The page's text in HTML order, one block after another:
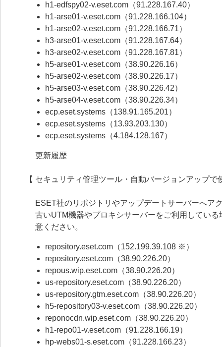
h1-edfspy02-v.eset.com（91.228.167.40）
h1-arse01-v.eset.com（91.228.166.104）
h1-arse02-v.eset.com（91.228.166.71）
h3-arse01-v.eset.com（91.228.167.64）
h3-arse02-v.eset.com（91.228.167.81）
h5-arse01-v.eset.com（38.90.226.16）
h5-arse02-v.eset.com（38.90.226.17）
h5-arse03-v.eset.com（38.90.226.42）
h5-arse04-v.eset.com（38.90.226.34）
ecp.eset.systems（138.91.165.201）
ecp.eset.systems（13.93.203.130）
ecp.eset.systems（4.184.128.167）
更新履歴
【 セキュリティ管理ツール・自動バージョンアップで
ESET社のリポジトリやアップデートサーバーへア
古いUTM機器やプロキシサーバーをご利用してい
意ください。
repository.eset.com（152.199.39.108 ※）
repository.eset.com（38.90.226.20）
repous.wip.eset.com（38.90.226.20）
us-repository.eset.com（38.90.226.20）
us-repository.gtm.eset.com（38.90.226.20）
h5-repository03-v.eset.com（38.90.226.20）
reponocdn.wip.eset.com（38.90.226.20）
h1-repo01-v.eset.com（91.228.166.19）
hp-webs01-s.eset.com（91.228.166.23）